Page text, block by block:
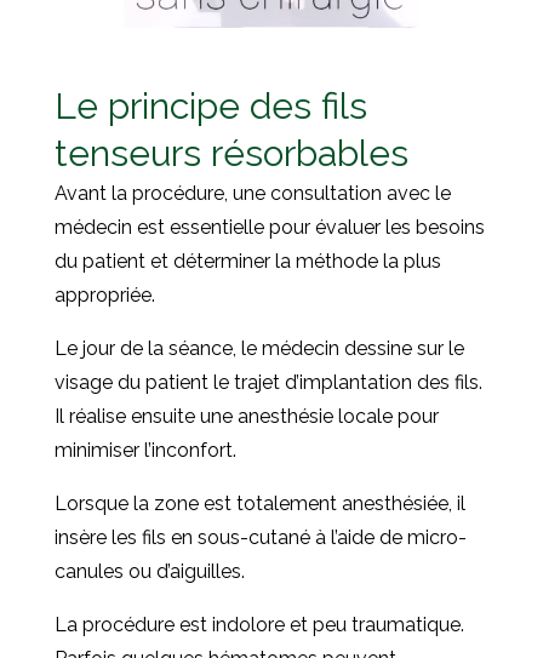
Le principe des fils
tenseurs résorbables
Avant la procédure, une consultation avec le
médecin est essentielle pour évaluer les besoins
du patient et déterminer la méthode la plus
appropriée.
Le jour de la séance, le médecin dessine sur le
visage du patient le trajet d’implantation des fils.
Il réalise ensuite une anesthésie locale pour
minimiser l’inconfort.
Lorsque la zone est totalement anesthésiée, il
insère les fils en sous-cutané à l’aide de micro-
canules ou d’aiguilles.
La procédure est indolore et peu traumatique.